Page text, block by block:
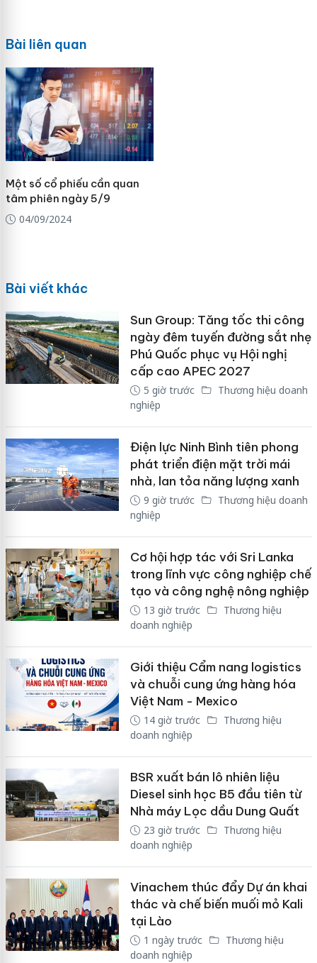
Bài liên quan
Một số cổ phiếu cần quan
tâm phiên ngày 5/9
04/09/2024
Bài viết khác
Sun Group: Tăng tốc thi công
ngày đêm tuyến đường sắt nhẹ
Phú Quốc phục vụ Hội nghị
cấp cao APEC 2027
5 giờ trước
Thương hiệu doanh
nghiệp
Điện lực Ninh Bình tiên phong
phát triển điện mặt trời mái
nhà, lan tỏa năng lượng xanh
9 giờ trước
Thương hiệu doanh
nghiệp
Cơ hội hợp tác với Sri Lanka
trong lĩnh vực công nghiệp chế
tạo và công nghệ nông nghiệp
13 giờ trước
Thương hiệu
doanh nghiệp
Giới thiệu Cẩm nang logistics
và chuỗi cung ứng hàng hóa
Việt Nam - Mexico
14 giờ trước
Thương hiệu
doanh nghiệp
BSR xuất bán lô nhiên liệu
Diesel sinh học B5 đầu tiên từ
Nhà máy Lọc dầu Dung Quất
23 giờ trước
Thương hiệu
doanh nghiệp
Vinachem thúc đẩy Dự án khai
thác và chế biến muối mỏ Kali
tại Lào
1 ngày trước
Thương hiệu
doanh nghiệp